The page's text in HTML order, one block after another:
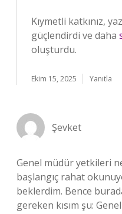
Kıymetli katkınız,
güçlendirdi ve daha
oluşturdu.
Ekim 15, 2025 Yanıtla
Şevket
Genel müdür yetkileri
başlangıç rahat
beklerdim. Bence
gereken kısım şu: